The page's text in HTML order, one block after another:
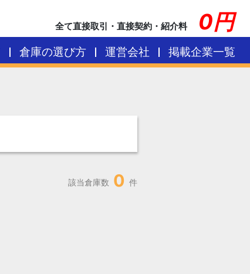
全て直接取引・直接契約・紹介料 0円
倉庫の選び方 運営会社 掲載企業一覧
該当倉庫数 0 件